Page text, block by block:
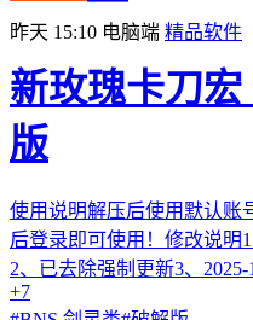
昨天 15:10 电脑端 精品软件
新玫瑰卡刀宏
版
使用说明解压后使用默认账
后登录即可使用！修改说明
2、已去除强制更新3、
+7